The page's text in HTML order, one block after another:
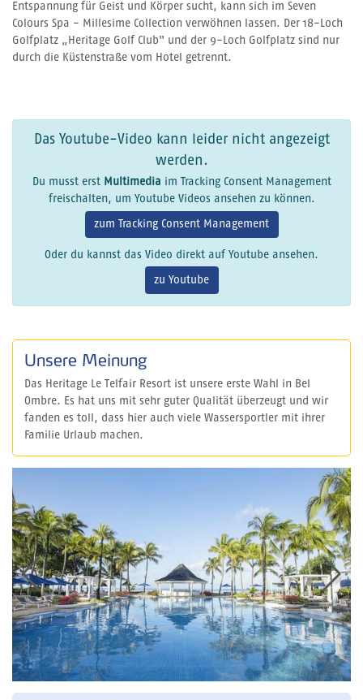
Entspannung für Geist und Körper sucht, kann sich im Seven
Colours Spa - Millesime Collection verwöhnen lassen. Der 18-Loch
Golfplatz „Heritage Golf Club" und der 9-Loch Golfplatz sind nur
durch die Küstenstraße vom Hotel getrennt.
Das Youtube-Video kann leider nicht angezeigt
werden.
Du musst erst Multimedia im Tracking Consent Management
freischalten, um Youtube Videos ansehen zu können.
zum Tracking Consent Management
Oder du kannst das Video direkt auf Youtube ansehen.
zu Youtube
Unsere Meinung
Das Heritage Le Telfair Resort ist unsere erste Wahl in Bel
Ombre. Es hat uns mit sehr guter Qualität überzeugt und wir
fanden es toll, dass hier auch viele Wassersportler mit ihrer
Familie Urlaub machen.